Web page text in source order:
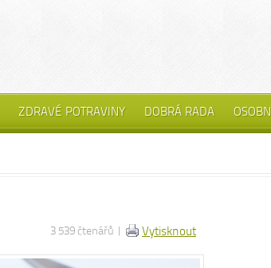
ZDRAVÉ POTRAVINY DOBRÁ RADA
Vytisknout
3 539 čtenářů |